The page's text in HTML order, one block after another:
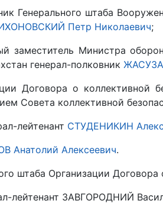
Генерального штаба
Петр Николаевич;
заместитель Министра
генерал-полковник
Договора о коллективной
Совета коллективной
лейтенант СТУДЕНИКИН
Анатолий Алексеевич.
штаба Организации Договора
лейтенант ЗАВГОРОДНИЙ